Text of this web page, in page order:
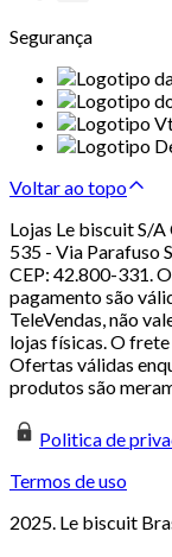
Segurança
Voltar ao topo
Lojas Le biscuit S/
535 - Via Parafuso
CEP: 42.800-331.
pagamento são
TeleVendas, não
lojas físicas. O
Ofertas válidas
produtos são
Politica de
Termos de uso
2025. Le biscuit